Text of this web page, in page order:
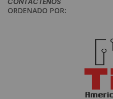
ORDENADO POR: